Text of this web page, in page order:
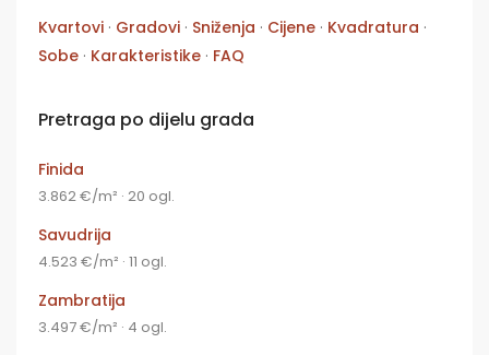
Kvartovi · Gradovi · Sniženja · Cijene · Kvadratura ·
Sobe · Karakteristike · FAQ
Pretraga po dijelu grada
Finida
3.862 €/m² · 20 ogl.
Savudrija
4.523 €/m² · 11 ogl.
Zambratija
3.497 €/m² · 4 ogl.